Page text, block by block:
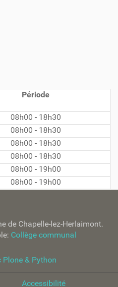
Période
08h00 - 18h30
08h00 - 18h30
08h00 - 18h30
08h00 - 18h30
08h00 - 19h00
08h00 - 19h00
de Chapelle-lez-Herlaimont.
Collège communal
Plone & Python
Accessibilité